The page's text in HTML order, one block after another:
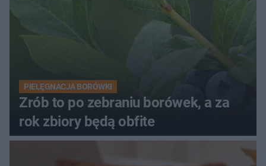
PIELĘGNACJA BORÓWKI
Zrób to po zebraniu borówek, a za
rok zbiory będą obfite